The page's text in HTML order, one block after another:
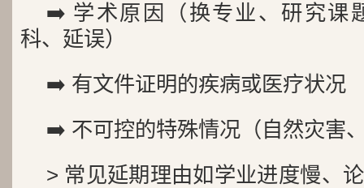
➡️ 学术原因（换专业、研究课
科、延误）
➡️ 有文件证明的疾病或医疗状况
➡️ 不可控的特殊情况（自然灾害
> 常见延期理由如学业进度慢、